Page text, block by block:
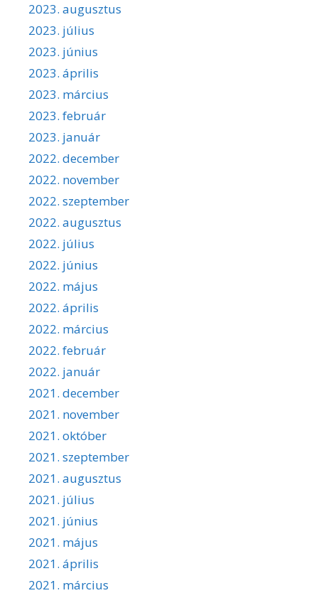
2023. augusztus
2023. július
2023. június
2023. április
2023. március
2023. február
2023. január
2022. december
2022. november
2022. szeptember
2022. augusztus
2022. július
2022. június
2022. május
2022. április
2022. március
2022. február
2022. január
2021. december
2021. november
2021. október
2021. szeptember
2021. augusztus
2021. július
2021. június
2021. május
2021. április
2021. március